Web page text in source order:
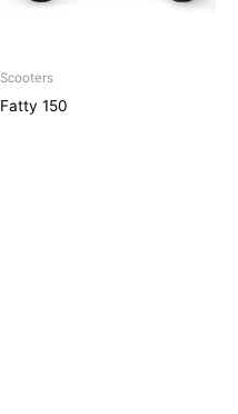
Scooters
Fatty 150